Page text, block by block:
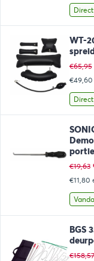
WT-
€65,95
€49,60
€19,63
€11,80
BGS
€158,57